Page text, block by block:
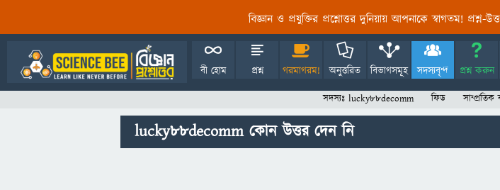
বিজ্ঞান ও প্রযুক্তির প্রশ্নোত্তর দুনিয়ায় আপনাকে স্বাগতম! প্রশ্ন-
বী হোম প্রশ্ন গরমাগরম! অনুত্তরিত বিভাগসমূহ সদস্যবৃন্দ প্রশ্ন করুন
সদস্যঃ lucky88decomm ফিড সাম্প্রতিক
lucky88decomm কোন উত্তর দেন নি